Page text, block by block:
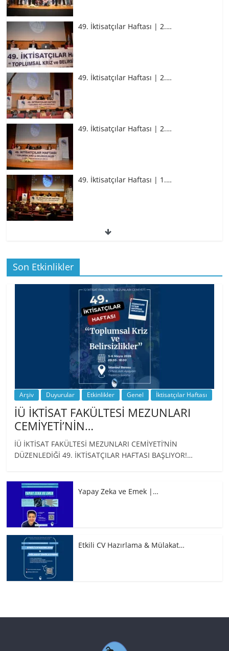
49. İktisatçılar Haftası | 2.…
49. İktisatçılar Haftası | 2.…
49. İktisatçılar Haftası | 2.…
49. İktisatçılar Haftası | 1.…
49. İktisatçılar Haftası | 1.…
BİZ İKTİSATLILAR: İÇİMİZDEN BİRİ PROF.
…
Son Etkinlikler
Arşiv Duyurular Etkinlikler Genel İktisatçılar Haftası
İÜ İKTİSAT FAKÜLTESİ MEZUNLARI
CEMİYETİ’NİN…
İÜ İKTİSAT FAKÜLTESİ MEZUNLARI CEMİYETİ’NİN
DÜZENLEDİĞİ 49. İKTİSATÇILAR HAFTASI BAŞLIYOR!…
Yapay Zeka ve Emek |…
Etkili CV Hazırlama & Mülakat…